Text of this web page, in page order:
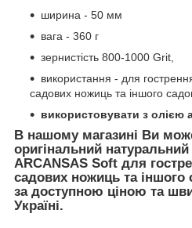
ширина - 50 мм
вага - 360 г
зернистість 800-1000 Grit,
використання - для
садових ножиць та іншого
використовувати з олією
В нашому магазині Ви
оригінальний
ARCANSAS Soft для
садових ножиць та іншого
за доступною ціною та
Україні.